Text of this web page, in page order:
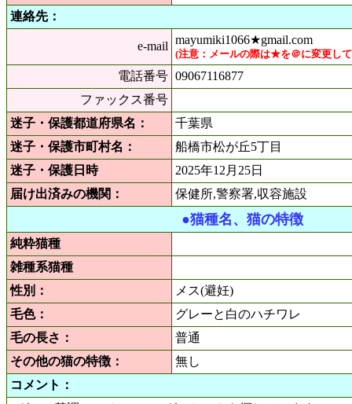
連絡先：
e-mail mayumiki1066★gmail.com
(注意：メールの際は★を＠に変更し
電話番号 09067116877
ファックス番号
迷子・保護都道府県名：
千葉県
迷子・保護市町村名：
船橋市松が丘5丁目
迷子・保護日時
2025年12月25日
届け出済みの機関：
保健所,警察署,収容施設
●猫種名、猫の特徴
純粋猫種
雑種系猫種
性別：
メス(避妊)
毛色：
グレーと白のハチワレ
毛の長さ：
普通
その他の猫の特徴：
無し
コメント：